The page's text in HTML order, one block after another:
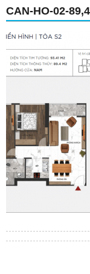
CAN-HO-02-